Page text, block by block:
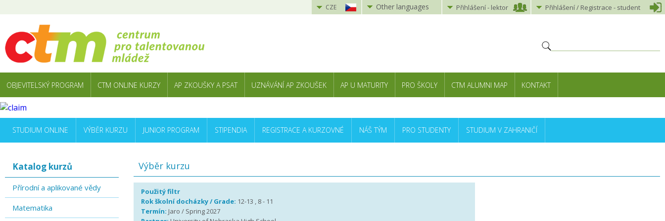
CZE Other languages Přihlášení- lektor Přihlášení/ Registrace - student
OBJEVITELSKÝ PROGRAM CTM ONLINE KURZY AP ZKOUŠKY A PSAT UZNÁVÁNÍ AP ZKOUŠEK AP U MATURITY PRO ŠKOLY CTM ALUMNI MAP KONTAKT
STUDIUM ONLINE VÝBĚR KURZU JUNIOR PROGRAM STIPENDIA REGISTRACE A KURZOVNÉ NÁŠ TÝM PRO STUDENTY STUDIUM V ZAHRANIČÍ
Katalog kurzů
Přírodní a aplikované vědy
Matematika
Výběr kurzu
Použitý filtr
Rok školní docházky / Grade: 12-13 , 8 - 11
Termín: Jaro / Spring 2027